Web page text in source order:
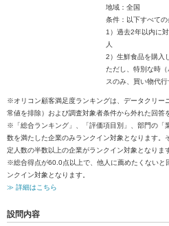
地域：全国
条件：以下すべて
1）過去2年以内に
人
2）生鮮食品を購入
ただし、特別な時
スのみ、買い物代
※オリコン顧客満足度ランキングは、データクリー
常値を排除）および調査対象者条件から外れた回答
※「総合ランキング」、「評価項目別」、部門の「
数を満たした企業のみランクイン対象となります。
定人数の半数以上の企業がランクイン対象となりま
※総合得点が60.0点以上で、他人に薦めたくないと
ンクイン対象となります。
≫ 詳細はこちら
設問内容